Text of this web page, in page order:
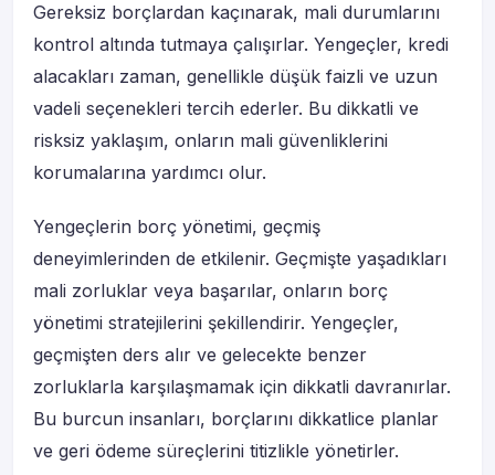
Gereksiz borçlardan kaçınarak, mali durumlarını
kontrol altında tutmaya çalışırlar. Yengeçler, kredi
alacakları zaman, genellikle düşük faizli ve uzun
vadeli seçenekleri tercih ederler. Bu dikkatli ve
risksiz yaklaşım, onların mali güvenliklerini
korumalarına yardımcı olur.
Yengeçlerin borç yönetimi, geçmiş
deneyimlerinden de etkilenir. Geçmişte yaşadıkları
mali zorluklar veya başarılar, onların borç
yönetimi stratejilerini şekillendirir. Yengeçler,
geçmişten ders alır ve gelecekte benzer
zorluklarla karşılaşmamak için dikkatli davranırlar.
Bu burcun insanları, borçlarını dikkatlice planlar
ve geri ödeme süreçlerini titizlikle yönetirler.